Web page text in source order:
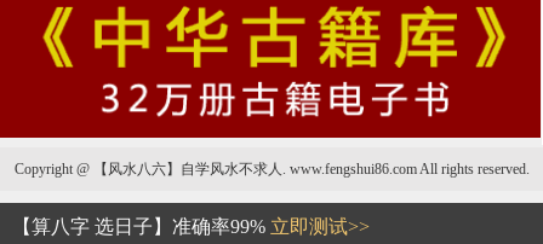
Copyright @ 【风水八六】自学风水不求人. www.fengshui86.com All rights reserved.
毁坏坟墓风水
【算八字 选日子】准确率99% 立即测试>>